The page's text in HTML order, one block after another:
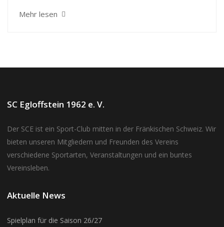
Mehr lesen
SC Egloffstein 1962 e. V.
Der SCE ist ein Sport-Club mitten in der Fränkischen Schweiz. Wir
bieten unseren Mitgliedern und Freunden des Vereins
verschiedene Sportarten, Veranstaltungen und ein buntes
Vereinsleben.
Aktuelle News
Spielplan für die Saison 26/27